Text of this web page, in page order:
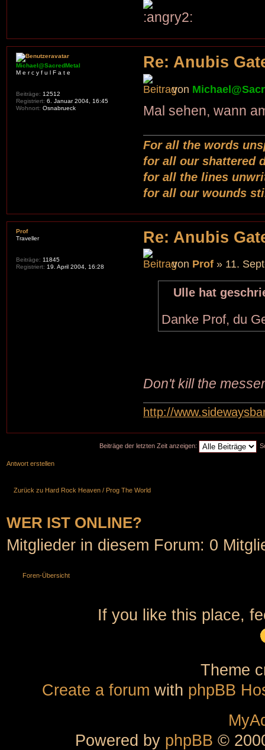
Re: Anubis
von
Mal sehen, wann
For all the words
for all our shattered
for all the lines
for all our wounds
Michael@SacredMetal
M e r c y f u l F a t e
Beiträge: 12512
Registriert: 6. Januar 2004, 16:45
Wohnort: Osnabrueck
Re: Anubis
von Prof » 11.
Ulle hat
Danke Prof, du
Don't kill the
http://
Prof
Traveller
Beiträge: 11845
Registriert: 19. April 2004, 16:28
Beiträge der letzten Zeit anzeigen:
Antwort erstellen
Zurück zu Hard Rock Heaven / Prog The World
WER IST ONLINE?
Mitglieder in diesem Forum: 0
Foren-Übersicht
If you like this place,
Theme
Create a forum with phpBB
Powered by phpBB ©